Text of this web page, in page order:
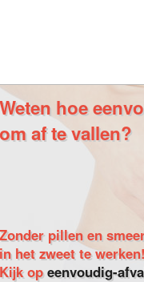
Weten hoe
om af te vallen?
Zonder pillen en
in het zweet te
Kijk opeenvoudig-